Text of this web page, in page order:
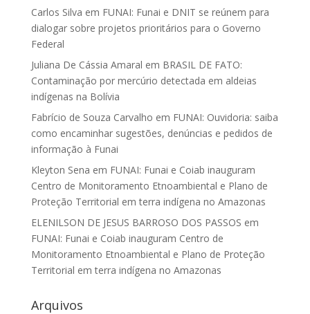
Carlos Silva em FUNAI: Funai e DNIT se reúnem para
dialogar sobre projetos prioritários para o Governo
Federal
Juliana De Cássia Amaral em BRASIL DE FATO:
Contaminação por mercúrio detectada em aldeias
indígenas na Bolívia
Fabrício de Souza Carvalho em FUNAI: Ouvidoria: saiba
como encaminhar sugestões, denúncias e pedidos de
informação à Funai
Kleyton Sena em FUNAI: Funai e Coiab inauguram
Centro de Monitoramento Etnoambiental e Plano de
Proteção Territorial em terra indígena no Amazonas
ELENILSON DE JESUS BARROSO DOS PASSOS em
FUNAI: Funai e Coiab inauguram Centro de
Monitoramento Etnoambiental e Plano de Proteção
Territorial em terra indígena no Amazonas
Arquivos